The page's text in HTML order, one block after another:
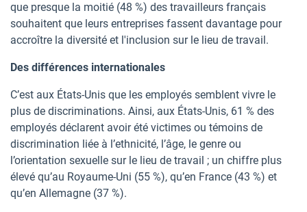
que presque la moitié (48 %) des travailleurs français
souhaitent que leurs entreprises fassent davantage pour
accroître la diversité et l'inclusion sur le lieu de travail.
Des différences internationales
C’est aux États-Unis que les employés semblent vivre le
plus de discriminations. Ainsi, aux États-Unis, 61 % des
employés déclarent avoir été victimes ou témoins de
discrimination liée à l’ethnicité, l’âge, le genre ou
l’orientation sexuelle sur le lieu de travail ; un chiffre plus
élevé qu’au Royaume-Uni (55 %), qu’en France (43 %) et
qu’en Allemagne (37 %).